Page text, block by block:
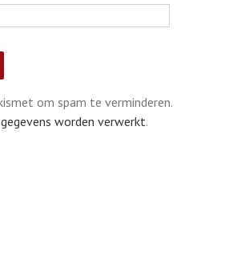
om spam te verminderen.
worden verwerkt.